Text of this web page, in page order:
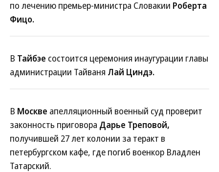
по лечению премьер-министра Словакии Роберта
Фицо.
В Тайбэе состоится церемония инаугурации главы
администрации Тайваня Лай Циндэ.
В Москве апелляционный военный суд проверит
законность приговора Дарье Треповой,
получившей 27 лет колонии за теракт в
петербургском кафе, где погиб военкор Владлен
Татарский.